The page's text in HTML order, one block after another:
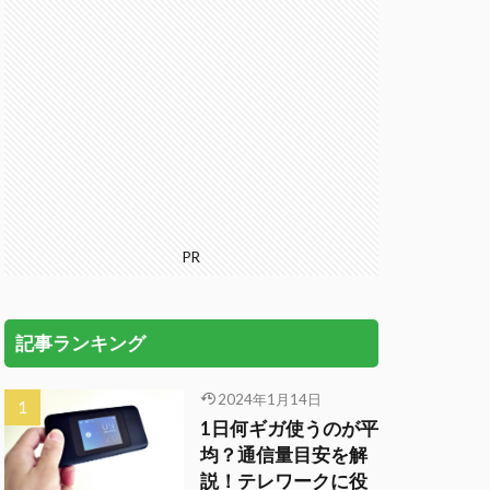
PR
記事ランキング
2024年1月14日
1日何ギガ使うのが平
均？通信量目安を解
説！テレワークに役